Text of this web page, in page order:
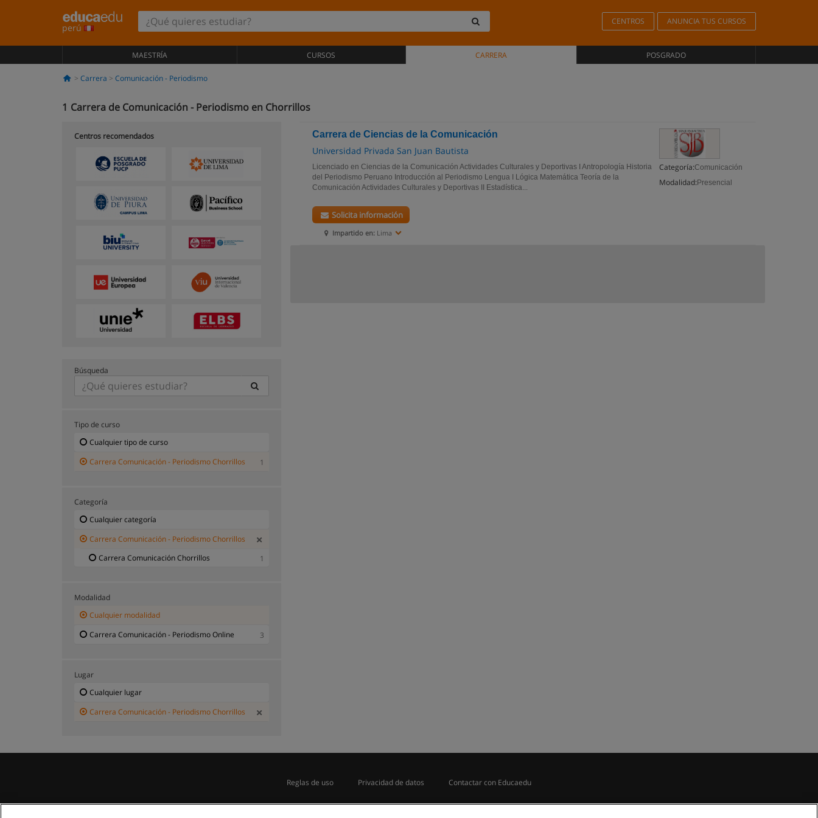
perú
CENTROS ANUNCIA TUS CURSOS
MAESTRÍA CURSOS CARRERA POSGRADO
Carrera Comunicación - Periodismo
1 Carrera de Comunicación - Periodismo en Chorrillos
Carrera de Ciencias de la Comunicación
Universidad Privada San Juan Bautista
Categoría:Comunicación
Modalidad: Presencial
Licenciado en Ciencias de la Comunicación Actividades Culturales y Deportivas I Antropología Historia
del Periodismo Peruano Introducción al Periodismo Lengua I Lógica Matemática Teoría de la
Comunicación Actividades Culturales y Deportivas II Estadística...
Impartido en: Lima
Solicita información
Centros recomendados
Búsqueda
Tipo de curso
Cualquier tipo de curso
Carrera Comunicación - Periodismo Chorrillos
1
Categoría
Cualquier categoría
Carrera Comunicación - Periodismo Chorrillos
Carrera Comunicación Chorrillos
1
Modalidad
Cualquier modalidad
Carrera Comunicación - Periodismo Online
3
Lugar
Cualquier lugar
Carrera Comunicación - Periodismo Chorrillos
Reglas de uso Privacidad de datos Contactar con Educaedu